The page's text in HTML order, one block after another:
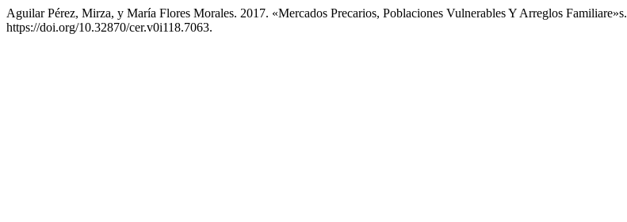
Aguilar Pérez, Mirza, y María Flores Morales. 2017. «Mercados Precarios, Poblaciones Vulnerables Y Arreglos Familiare»s.
https://doi.org/10.32870/cer.v0i118.7063.